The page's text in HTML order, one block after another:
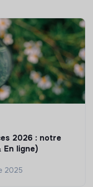
2026 : notre
En ligne)
2025